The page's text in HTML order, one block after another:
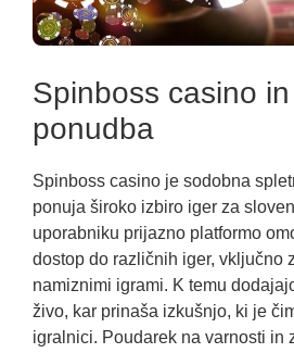
Spinboss casino
ponudba
Spinboss casino je sodobna
ponuja široko izbiro iger za
uporabniku prijazno platformo
dostop do različnih iger, vključno
namiznimi igrami. K temu
živo, kar prinaša izkušnjo, ki je
igralnici. Poudarek na varnosti in